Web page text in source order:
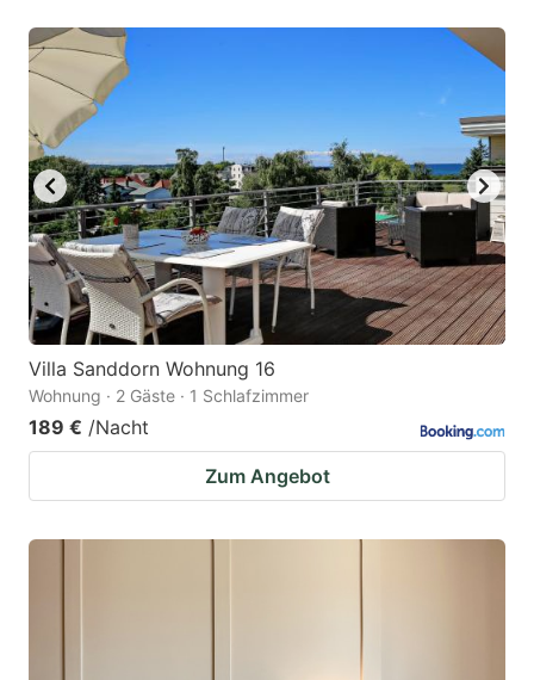
Villa Sanddorn Wohnung 16
Wohnung · 2 Gäste · 1 Schlafzimmer
189 € /Nacht
Zum Angebot